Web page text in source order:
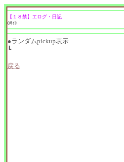
【１８禁】エログ・日記
0ｻｲﾄ
●ランダムpickup表示
┗
戻る